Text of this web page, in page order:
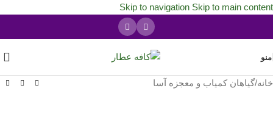
Skip to navigation Skip to main content
منو
خانه/گیاهان کمیاب و معجزه آسا